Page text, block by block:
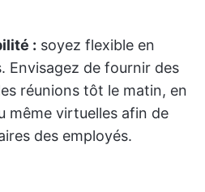
: soyez flexible en
Envisagez de fournir des
réunions tôt le matin, en
même virtuelles afin de
des employés.